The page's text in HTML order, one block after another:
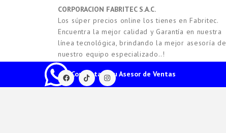
Contacta a tu Asesor de Ventas
CORPORACION FABRITEC S.A.C.
Los súper precios online los tienes en Fabritec.
Encuentra la mejor calidad y Garantía en nuestra
línea tecnológica, brindando la mejor asesoría de
nuestro equipo especializado..!